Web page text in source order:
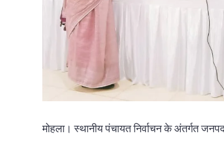
मोहला। स्थानीय पंचायत निर्वाचन के अंतर्गत